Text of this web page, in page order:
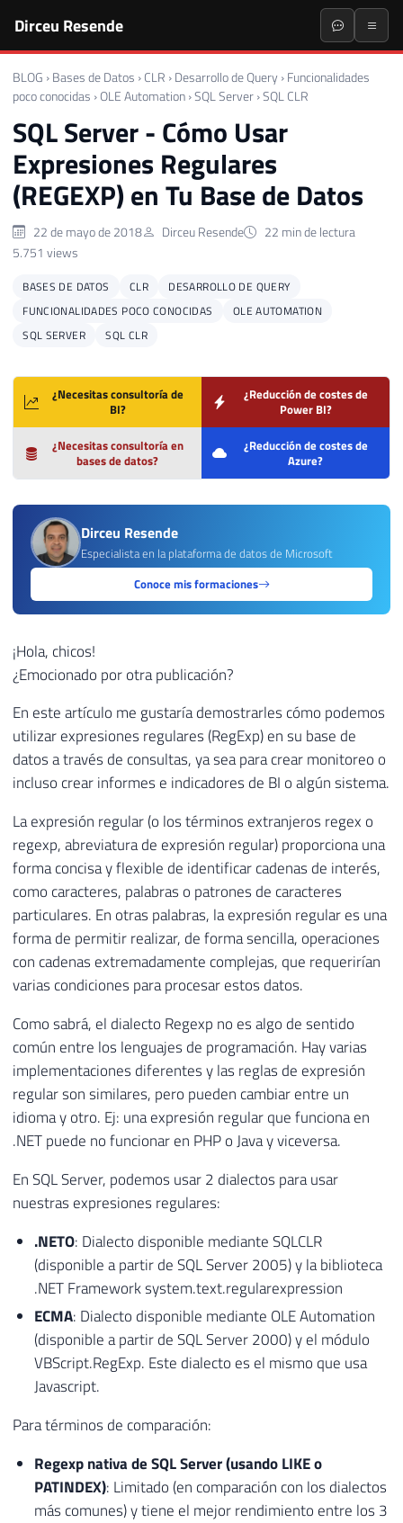
Dirceu Resende
BLOG › Bases de Datos › CLR › Desarrollo de Query › Funcionalidades
poco conocidas › OLE Automation ›SQL Server ›SQL CLR
SQL Server - Cómo Usar
Expresiones Regulares
(REGEXP) en Tu Base de Datos
22 de mayo de 2018 Dirceu Resende
22 min de lectura
5.751 views
BASES DE DATOS CLR
DESARROLLO DE QUERY
FUNCIONALIDADES POCO CONOCIDAS
OLE AUTOMATION
SQL SERVER
SQL CLR
¿Necesitas consultoría de
BI?
¿Reducción de costes de
Power BI?
¿Necesitas consultoría en
bases de datos?
¿Reducción de costes de
Azure?
Dirceu Resende
Especialista en la plataforma de datos de Microsoft
Conoce mis formaciones
¡Hola, chicos!
¿Emocionado por otra publicación?
En este artículo me gustaría demostrarles cómo podemos
utilizar expresiones regulares (RegExp) en su base de
datos a través de consultas, ya sea para crear monitoreo o
incluso crear informes e indicadores de BI o algún sistema.
La expresión regular (o los términos extranjeros regex o
regexp, abreviatura de expresión regular) proporciona una
forma concisa y flexible de identificar cadenas de interés,
como caracteres, palabras o patrones de caracteres
particulares. En otras palabras, la expresión regular es una
forma de permitir realizar, de forma sencilla, operaciones
con cadenas extremadamente complejas, que requerirían
varias condiciones para procesar estos datos.
Como sabrá, el dialecto Regexp no es algo de sentido
común entre los lenguajes de programación. Hay varias
implementaciones diferentes y las reglas de expresión
regular son similares, pero pueden cambiar entre un
idioma y otro. Ej: una expresión regular que funciona en
.NET puede no funcionar en PHP o Java y viceversa.
En SQL Server, podemos usar 2 dialectos para usar
nuestras expresiones regulares:
.NETO: Dialecto disponible mediante SQLCLR
(disponible a partir de SQL Server 2005) y la biblioteca
.NET Framework system.text.regularexpression
ECMA: Dialecto disponible mediante OLE Automation
(disponible a partir de SQL Server 2000) y el módulo
VBScript.RegExp. Este dialecto es el mismo que usa
Javascript.
Para términos de comparación:
Regexp nativa de SQL Server (usando LIKE o
PATINDEX): Limitado (en comparación con los dialectos
más comunes) y tiene el mejor rendimiento entre los 3